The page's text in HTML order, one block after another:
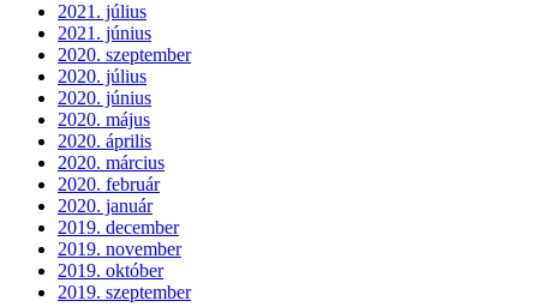
2021. július
2021. június
2020. szeptember
2020. július
2020. június
2020. május
2020. április
2020. március
2020. február
2020. január
2019. december
2019. november
2019. október
2019. szeptember